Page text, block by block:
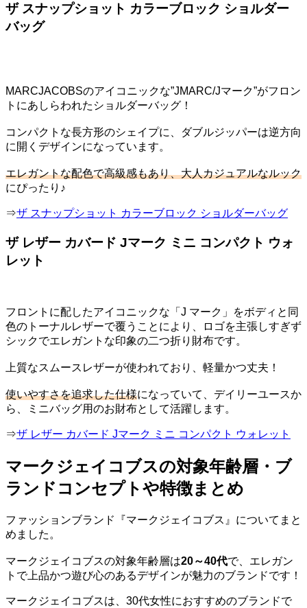
ザ スナップショット カラーブロック ショルダー
バッグ
MARCJACOBSのアイコニックな”JMARC/Jマーク”がフロン
トにあしらわれたショルダーバッグ！
コンパクトな長方形のシェイプに、ダブルジッパーは逆方向
に開くデザインになっています。
エレガントな配色で高級感もあり、大人カジュアルなルック
にぴったり♪
⇒ザ スナップショット カラーブロック ショルダーバッグ
ザ レザー カバード Jマーク ミニ コンパクト ウォ
レット
フロントに配したアイコニックな「J マーク」をボディと同
色のトーナルレザーで覆うことにより、ロゴを主張しすぎず
シックでエレガントな印象の二つ折り財布です。
上質なスムースレザーが使われており、軽量かつ丈夫！
使いやすさを追求した仕様になっていて、デイリーユースか
ら、ミニバッグ用のお財布として活躍します。
⇒ザ レザー カバード Jマーク ミニ コンパクト ウォレット
マークジェイコブスの対象年齢層・ブ
ランドコンセプトや特徴まとめ
ファッションブランド『マークジェイコブス』についてまと
めました。
マークジェイコブスの対象年齢層は20～40代で、エレガン
トで上品かつ遊び心のあるデザインが魅力のブランドです！
マークジェイコブスは、30代女性におすすめのブランドで